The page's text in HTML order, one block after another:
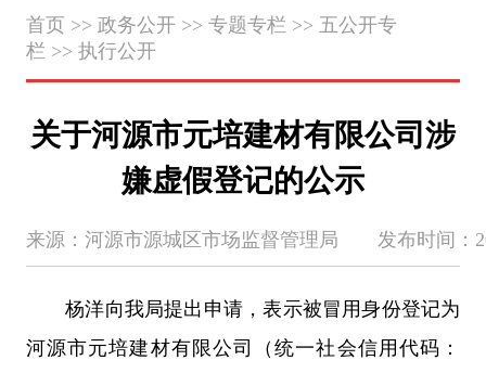
首页 >> 政务公开>> 专题专栏 >> 五公开专
栏 >> 执行公开
关于河源市元培建材有限公司涉
嫌虚假登记的公示
来源：河源市源城区市场监督管理局 发布时间：
杨洋向我局提出申请，表示被冒用身份登记为
河源市元培建材有限公司（统一社会信用代码：